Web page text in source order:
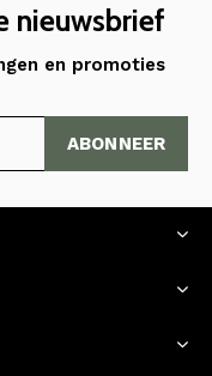
nieuwsbrief
en promoties
ABONNEER